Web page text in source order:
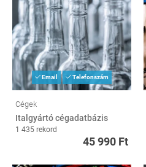
Email Telefonszám
Cégek
Italgyártó cégadatbázis
1 435 rekord
45 990 Ft